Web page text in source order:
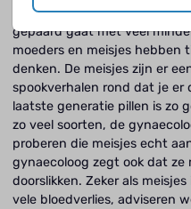
pil zorgt ervoor dat de
gepaard gaat met veel
moeders en meisjes hebben
denken. De meisjes zijn er
spookverhalen rond dat je er
laatste generatie pillen is zo
zo veel soorten, de
proberen die meisjes echt
gynaecoloog zegt ook dat
doorslikken. Zeker als
vele bloedverlies, adviseren